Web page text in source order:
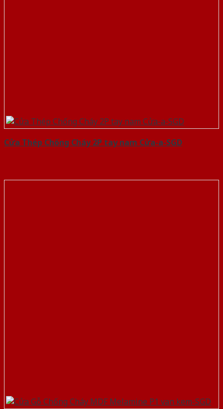
Cửa Thép Chống Cháy 2P tay nam Cửa-a-SGD